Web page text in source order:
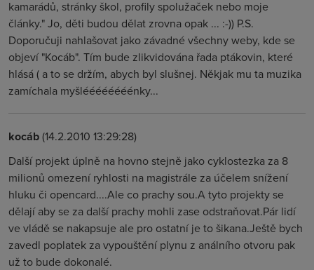
kamarádů, stránky škol, profily spolužaček nebo moje
články." Jo, děti budou dělat zrovna opak ... :-)) P.S.
Doporučuji nahlašovat jako závadné všechny weby, kde se
objeví "Kocáb". Tím bude zlikvidována řada ptákovin, které
hlásá ( a to se držím, abych byl slušnej. Někjak mu ta muzika
zamíchala myšléééééééénky...
kocáb(14.2.2010 13:29:28)
Další projekt úplně na hovno stejně jako cyklostezka za 8
milionů omezení ryhlosti na magistrále za účelem snížení
hluku či opencard....Ale co prachy sou.A tyto projekty se
dělají aby se za další prachy mohli zase odstraňovat.Pár lidí
ve vládě se nakapsuje ale pro ostatní je to šikana.Ještě bych
zavedl poplatek za vypouštění plynu z análního otvoru pak
už to bude dokonalé.